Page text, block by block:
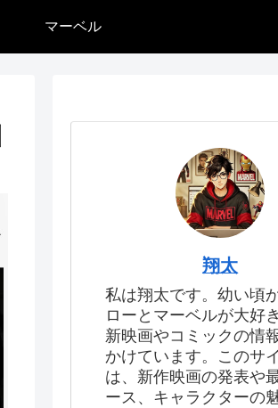
マーベル
翔太
私は翔太です。幼い頃
ローとマーベルが大好
新映画やコミックの情
かけています。このサ
は、新作映画の発表や
ース、キャラクターの